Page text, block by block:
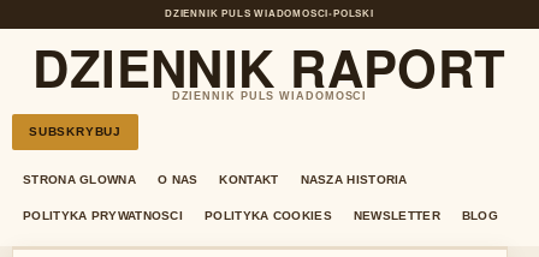
DZIENNIK PULS WIADOMOSCI• POLSKI
DZIENNIK RAPORT
DZIENNIK PULS WIADOMOSCI
SUBSKRYBUJ
STRONA GLOWNA O NAS KONTAKT NASZA HISTORIA
POLITYKA PRYWATNOSCI POLITYKA COOKIES NEWSLETTER BLOG